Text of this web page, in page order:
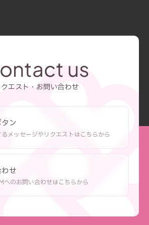
クエスト・お問い合わせ
us
ン
メッセージやリクエストはこちらから
せ
へのお問い合わせはこちらから